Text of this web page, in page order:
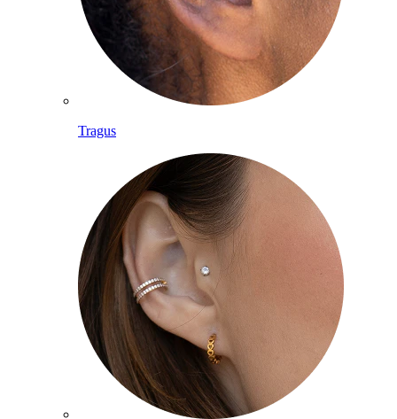
Tragus